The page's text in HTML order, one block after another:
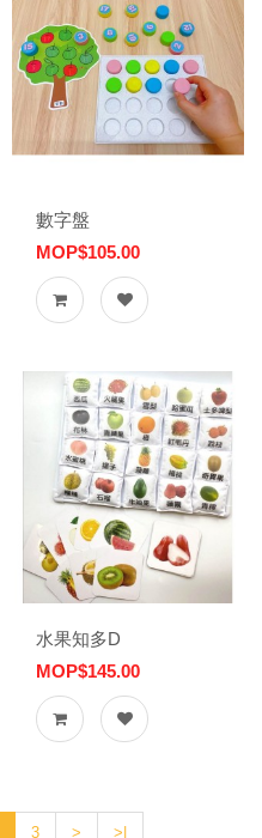
數字盤
MOP$105.00
水果知多D
MOP$145.00
3 > >|